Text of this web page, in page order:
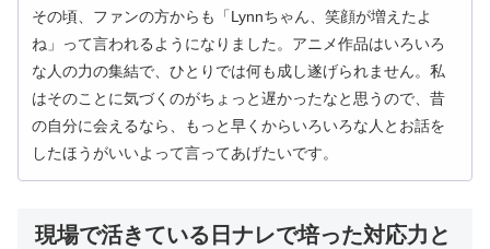
その頃、ファンの方からも「Lynnちゃん、笑顔が増えたよ
ね」って言われるようになりました。アニメ作品はいろいろ
な人の力の集結で、ひとりでは何も成し遂げられません。私
はそのことに気づくのがちょっと遅かったなと思うので、昔
の自分に会えるなら、もっと早くからいろいろな人とお話を
したほうがいいよって言ってあげたいです。
現場で活きている日ナレで培った対応力と